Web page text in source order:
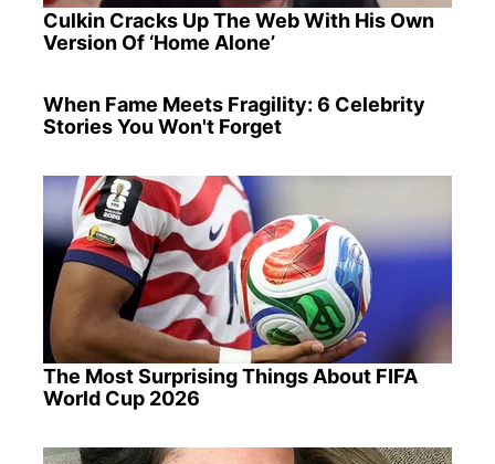
Culkin Cracks Up The Web With His Own
Version Of ‘Home Alone’
When Fame Meets Fragility: 6 Celebrity
Stories You Won't Forget
The Most Surprising Things About FIFA
World Cup 2026